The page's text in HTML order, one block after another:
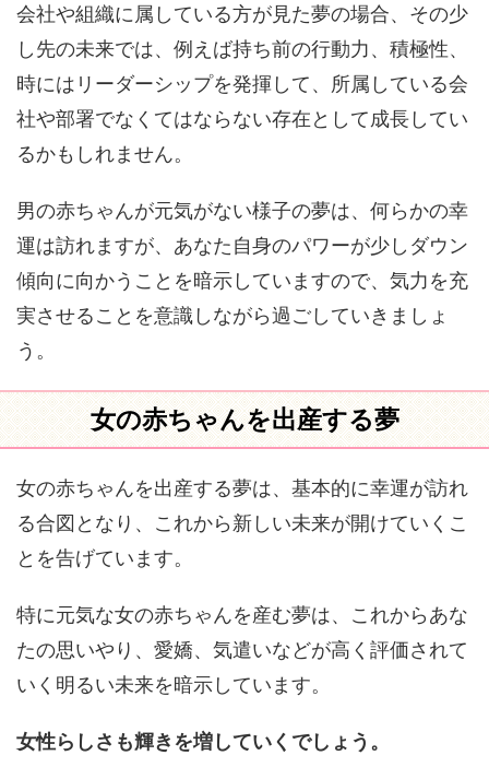
会社や組織に属している方が見た夢の場合、その少
し先の未来では、例えば持ち前の行動力、積極性、
時にはリーダーシップを発揮して、所属している会
社や部署でなくてはならない存在として成長してい
るかもしれません。
男の赤ちゃんが元気がない様子の夢は、何らかの幸
運は訪れますが、あなた自身のパワーが少しダウン
傾向に向かうことを暗示していますので、気力を充
実させることを意識しながら過ごしていきましょ
う。
女の赤ちゃんを出産する夢
女の赤ちゃんを出産する夢は、基本的に幸運が訪れ
る合図となり、これから新しい未来が開けていくこ
とを告げています。
特に元気な女の赤ちゃんを産む夢は、これからあな
たの思いやり、愛嬌、気遣いなどが高く評価されて
いく明るい未来を暗示しています。
女性らしさも輝きを増していくでしょう。